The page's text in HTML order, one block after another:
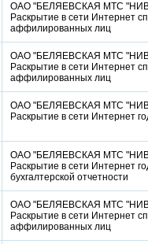
ОАО "БЕЛЯЕВСКАЯ МТС
Раскрытие в сети Интернет
аффилированных лиц
ОАО "БЕЛЯЕВСКАЯ МТС
Раскрытие в сети Интернет
аффилированных лиц
ОАО "БЕЛЯЕВСКАЯ МТС
Раскрытие в сети Интернет
ОАО "БЕЛЯЕВСКАЯ МТС
Раскрытие в сети Интернет
бухгалтерской отчетности
ОАО "БЕЛЯЕВСКАЯ МТС
Раскрытие в сети Интернет
аффилированных лиц